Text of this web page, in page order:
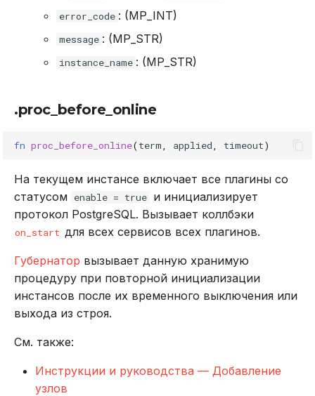
error_code : (MP_INT)
message : (MP_STR)
instance_name : (MP_STR)
.proc_before_online
fn proc_before_online(term applied timeout)
На текущем инстансе включает все плагины со
статусом enable = true и инициализирует
протокол PostgreSQL. Вызывает коллбэки
on_start для всех сервисов всех плагинов.
Губернатор вызывает данную хранимую
процедуру при повторной инициализации
инстансов после их временного выключения или
выхода из строя.
См. также:
Инструкции и руководства — Добавление
узлов